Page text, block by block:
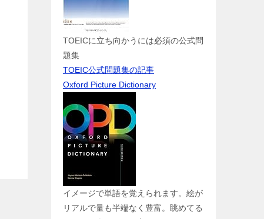
TOEICに立ち向かうには必須の公式問
題集
TOEIC公式問題集の記事
Oxford Picture Dictionary
イメージで単語を覚えられます。絵が
リアルで量も半端なく豊富。眺めてる